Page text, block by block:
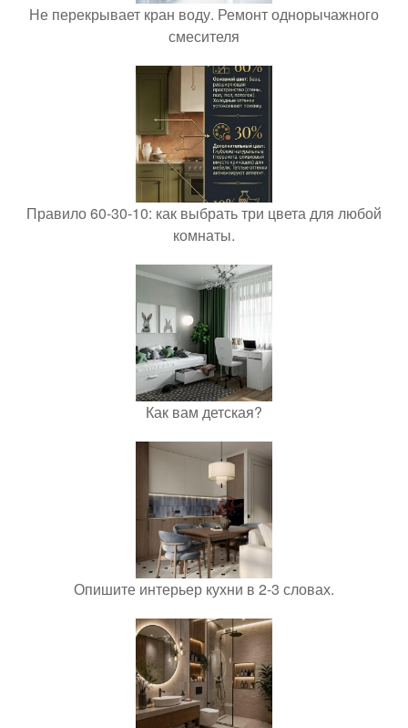
Не перекрывает кран воду. Ремонт однорычажного
смесителя
Правило 60-30-10: как выбрать три цвета для любой
комнаты.
Как вам детская?
Опишите интерьер кухни в 2-3 словах.